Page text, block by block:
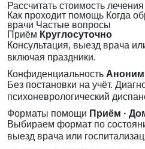
Рассчитать стоимость лечения
Как проходит помощь Когда
врачи Частые вопросы
Приём Круглосуточно
Консультация, выезд врача
включая праздники.
Конфиденциальность
Без постановки на учёт.
психоневрологический
Форматы помощи Приём ·
Выбираем формат по
выезд врача или